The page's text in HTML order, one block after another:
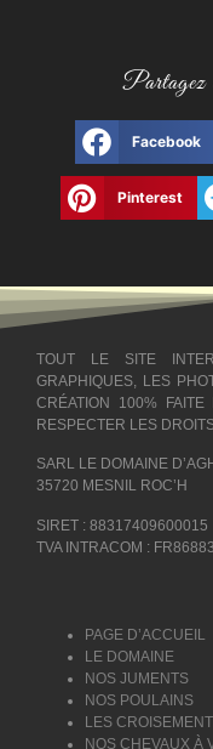
Partagez
Facebook
Pinterest
TOUT LE SITE
GRAPHIQUES, LES
CRÉATION 100%
RESPECTER LES
SARL LE DOMAINE
35720 MESNIL ROC’H
SIRET : 88317409600015
TVA INTRACOM :
PAGE D’ACCUEIL
LE DOMAINE
NOS JUMENTS
NOS POULAINS
LES
NOS CHEVAUX À